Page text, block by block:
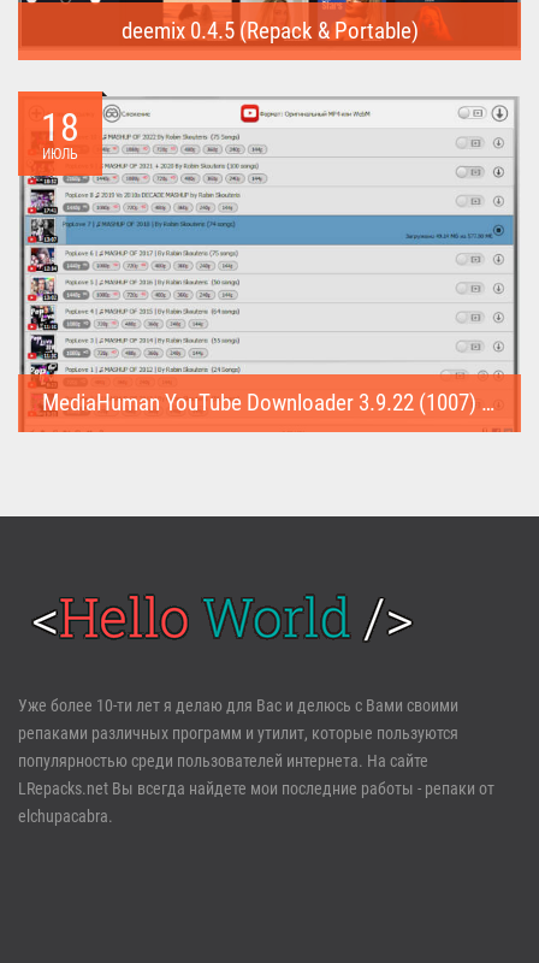
deemix 0.4.5 (Repack & Portable)
треки...
18
ИЮЛЬ
MediaHuman YouTube Downloader 3.9.22 (1007) (Repack & Portable)
Войти
Регистрация
Забыли пароль?
Уже более 10-ти лет я делаю для Вас и делюсь с Вами своими
репаками различных программ и утилит, которые пользуются
популярностью среди пользователей интернета. На сайте
LRepacks.net Вы всегда найдете мои последние работы - репаки от
elchupacabra.